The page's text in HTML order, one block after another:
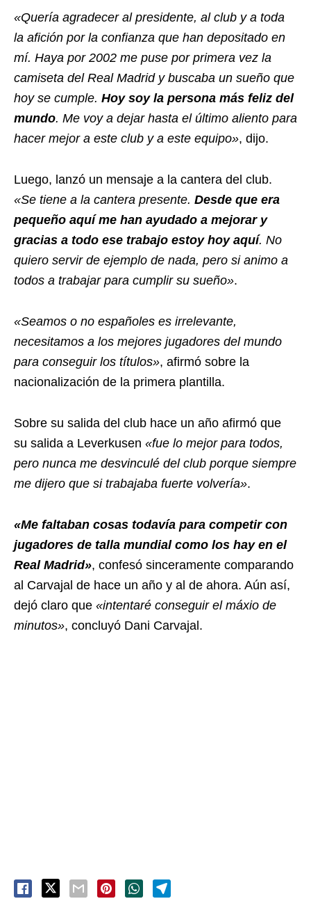
«Quería agradecer al presidente, al club y a toda
la afición por la confianza que han depositado en
mí. Haya por 2002 me puse por primera vez la
camiseta del Real Madrid y buscaba un sueño que
hoy se cumple. Hoy soy la persona más feliz del
mundo. Me voy a dejar hasta el último aliento para
hacer mejor a este club y a este equipo», dijo.
Luego, lanzó un mensaje a la cantera del club.
«Se tiene a la cantera presente. Desde que era
pequeño aquí me han ayudado a mejorar y
gracias a todo ese trabajo estoy hoy aquí. No
quiero servir de ejemplo de nada, pero si animo a
todos a trabajar para cumplir su sueño».
«Seamos o no españoles es irrelevante,
necesitamos a los mejores jugadores del mundo
para conseguir los títulos», afirmó sobre la
nacionalización de la primera plantilla.
Sobre su salida del club hace un año afirmó que
su salida a Leverkusen «fue lo mejor para todos,
pero nunca me desvinculé del club porque siempre
me dijero que si trabajaba fuerte volvería».
«Me faltaban cosas todavía para competir con
jugadores de talla mundial como los hay en el
Real Madrid», confesó sinceramente comparando
al Carvajal de hace un año y al de ahora. Aún así,
dejó claro que «intentaré conseguir el máxio de
minutos», concluyó Dani Carvajal.